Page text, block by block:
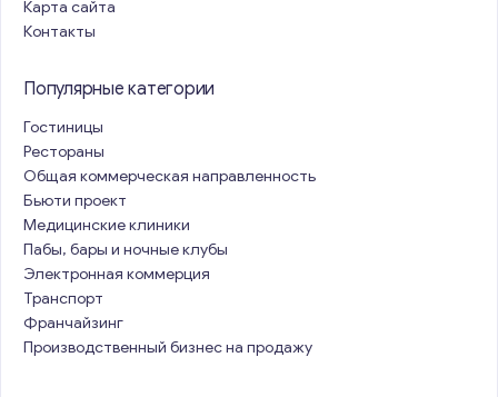
Карта сайта
Контакты
Популярные категории
Гостиницы
Рестораны
Общая коммерческая направленность
Бьюти проект
Медицинские клиники
Пабы, бары и ночные клубы
Электронная коммерция
Транспорт
Франчайзинг
Производственный бизнес на продажу